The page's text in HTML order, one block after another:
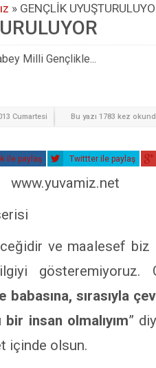
» GENÇLİK
Milli Gençlikle...
Cumartesi Bu yazı 1783 kez
ile paylaş Twittter ile paylaş
ve maalesef biz
gösteremiyoruz.
babasına, sırasıyla
bir insan olmalıyım”
içinde olsun.